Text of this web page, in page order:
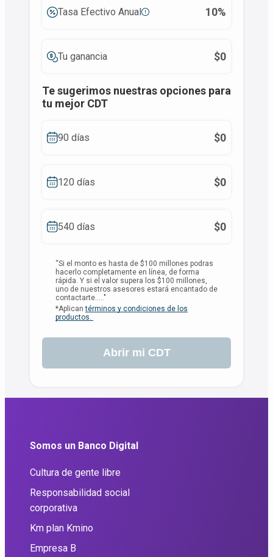
Tasa Efectivo Anual 10%
Tu ganancia $0
Te sugerimos nuestras opciones para
tu mejor CDT
90 días $0
120 días $0
540 días $0
“Si el monto es hasta de $100 millones podras
hacerlo completamente en línea, de forma
rápida. Y si el valor supera los $100 millones,
uno de nuestros asesores estará encantado de
contactarte....."
*Aplicantérminos y condiciones de los
productos.
Abrir mi CDT
Somos un Banco Digital
Cultura de gente libre
Responsabilidad social
corporativa
Km plan Kmino
Empresa B